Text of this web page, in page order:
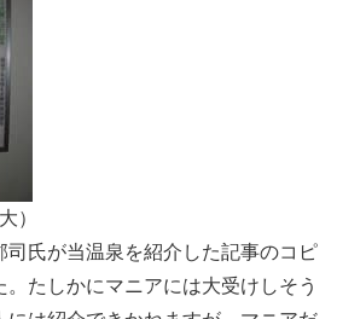
）
司氏が当温泉を紹介した記事のコピ
たしかにマニアには大受けしそう